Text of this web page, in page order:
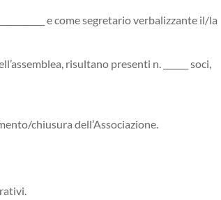
e come segretario verbalizzante il/la
risultano presenti n. ______ soci,
chiusura dell’Associazione.